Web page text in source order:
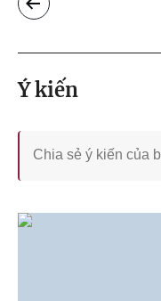
Ý kiến